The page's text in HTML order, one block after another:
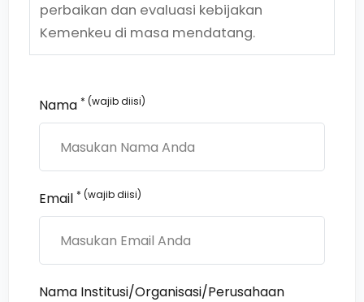
perbaikan dan evaluasi kebijakan
Kemenkeu di masa mendatang.
Nama * (wajib diisi)
Email * (wajib diisi)
Nama Institusi/Organisasi/Perusahaan